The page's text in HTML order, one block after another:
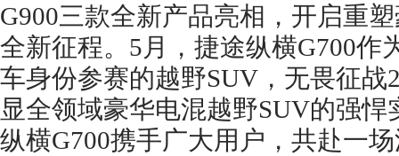
G900三款全新产品亮相，开启重
全新征程。5月，捷途纵横G700作
车身份参赛的越野SUV，无畏征战
显全领域豪华电混越野SUV的强
纵横G700携手广大用户，共赴一